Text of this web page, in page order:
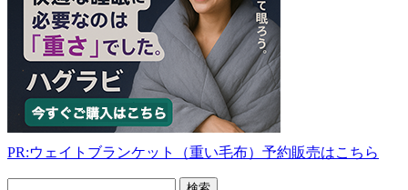
PR:ウェイトブランケット（重い毛布）予約販売はこちら